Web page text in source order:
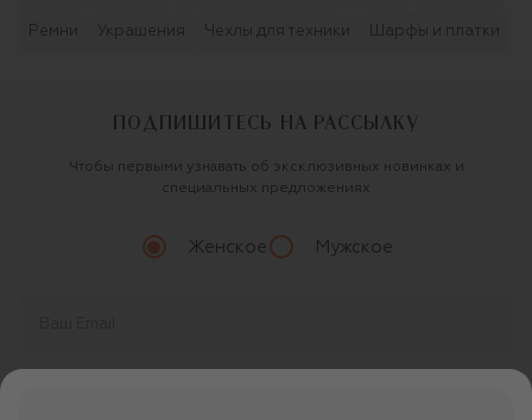
Ремни Украшения Чехлы для техники Шарфы и платки
ПОДПИШИТЕСЬ НА РАССЫЛКУ
Чтобы первыми узнавать об эксклюзивных новинках и
специальных предложениях
Женское Мужское